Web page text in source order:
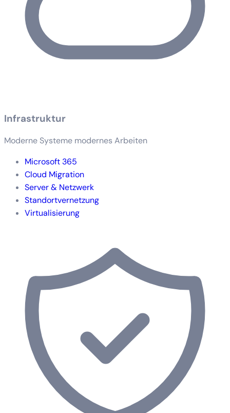
Infrastruktur
Moderne Systeme modernes Arbeiten
Microsoft 365
Cloud Migration
Server & Netzwerk
Standortvernetzung
Virtualisierung